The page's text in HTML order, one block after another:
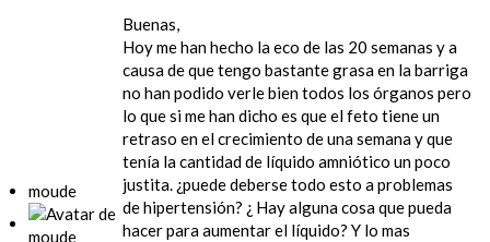
moude
Buenas,
Hoy me han hecho la eco de las 20 semanas y a
causa de que tengo bastante grasa en la barriga
no han podido verle bien todos los órganos pero
lo que si me han dicho es que el feto tiene un
retraso en el crecimiento de una semana y que
tenía la cantidad de líquido amniótico un poco
justita. ¿puede deberse todo esto a problemas
de hipertensión? ¿ Hay alguna cosa que pueda
hacer para aumentar el líquido? Y lo mas